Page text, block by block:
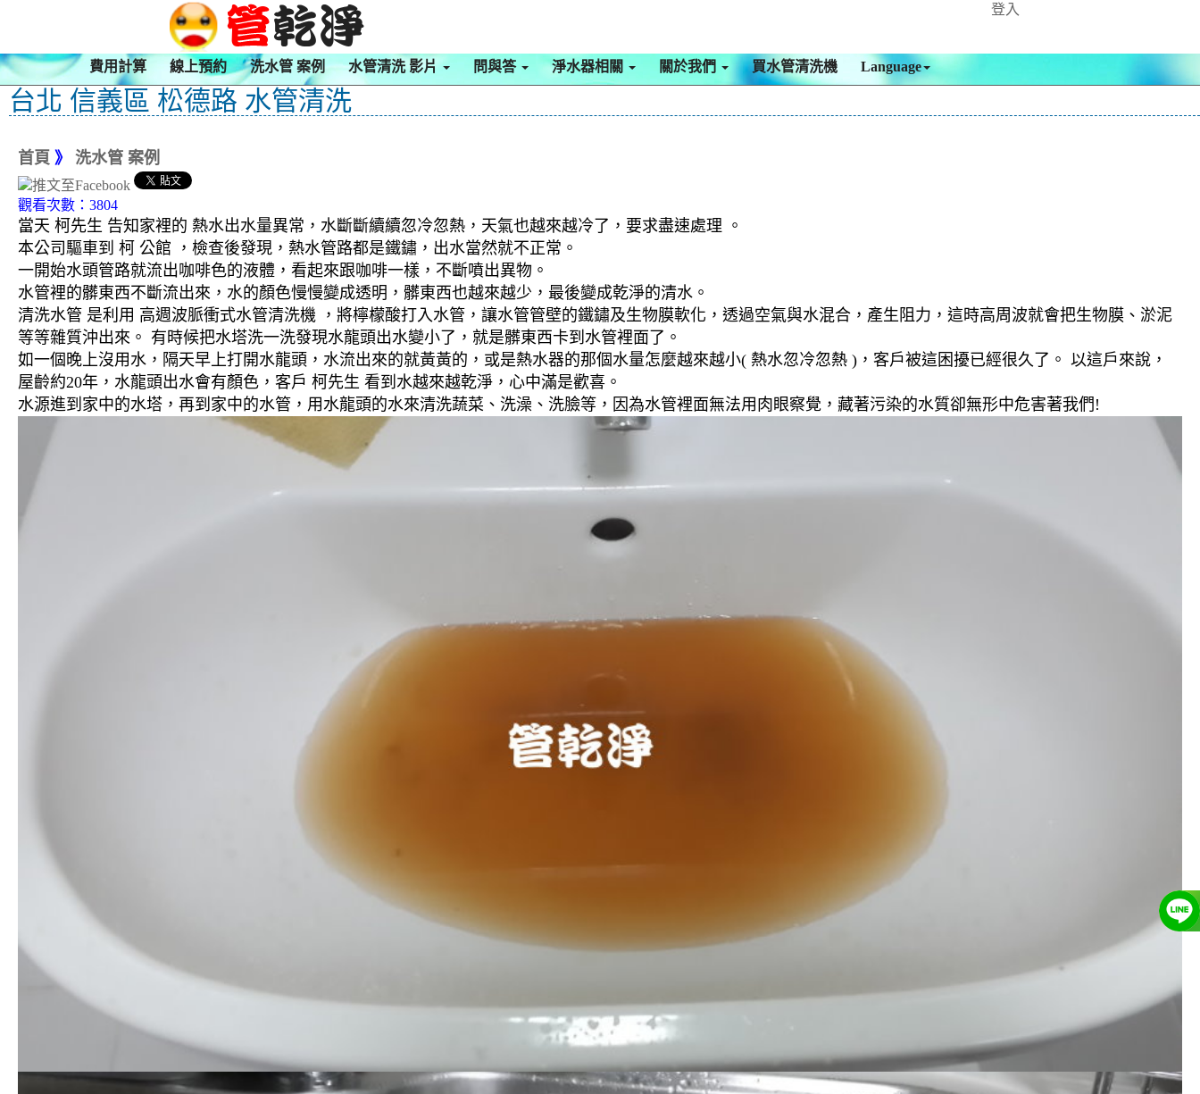
登入
費用計算 線上預約 洗水管 案例 水管清洗 影片 問與答 淨水器相關 關於我們 買水管清洗機 Language
台北 信義區 松德路 水管清洗
首頁 》 洗水管 案例
觀看次數：3804
當天 柯先生 告知家裡的 熱水出水量異常，水斷斷續續忽冷忽熱，天氣也越來越冷了，要求盡速處理 。
本公司驅車到 柯 公館 ，檢查後發現，熱水管路都是鐵鏽，出水當然就不正常。
一開始水頭管路就流出咖啡色的液體，看起來跟咖啡一樣，不斷噴出異物。
水管裡的髒東西不斷流出來，水的顏色慢慢變成透明，髒東西也越來越少，最後變成乾淨的清水。
清洗水管 是利用 高週波脈衝式水管清洗機 ，將檸檬酸打入水管，讓水管管壁的鐵鏽及生物膜軟化，透過空氣與水混合，產生阻力，這時高周波就會把生物膜、淤泥
等等雜質沖出來。 有時候把水塔洗一洗發現水龍頭出水變小了，就是髒東西卡到水管裡面了。
如一個晚上沒用水，隔天早上打開水龍頭，水流出來的就黃黃的，或是熱水器的那個水量怎麼越來越小( 熱水忽冷忽熱 )，客戶被這困擾已經很久了。 以這戶來說，
屋齡約20年，水龍頭出水會有顏色，客戶 柯先生 看到水越來越乾淨，心中滿是歡喜。
水源進到家中的水塔，再到家中的水管，用水龍頭的水來清洗蔬菜、洗澡、洗臉等，因為水管裡面無法用肉眼察覺，藏著污染的水質卻無形中危害著我們!